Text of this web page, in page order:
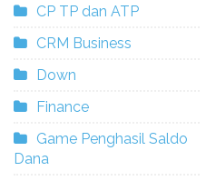
CP TP dan ATP
CRM Business
Down
Finance
Game Penghasil Saldo
Dana